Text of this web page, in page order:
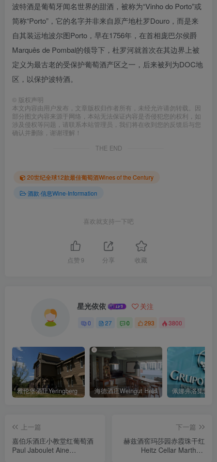
波特酒是葡萄牙闻名世界的甜酒，被称为“Vinho do Porto”或
简称“Porto”，它的名字并非来自原产地杜罗Douro，而是来
自其装运地波尔图Porto，早在1756年，在首相庞巴尔侯爵
Marquês de Pombal的领导下，杜罗河就首次在其边界上被
定义为最古老的受保护葡萄酒产区之一，后来被列为DOC地
区，以保护波特酒。
© 版权声明
本文内容由用户发布，文章版权归作者所有，未经允许请勿转载。因
部分图文内容来源于网络，本站无法保证内容是否侵犯您的权利，如
涉及侵权等问题，请联系本站管理员，我们将在收到您的反馈后与您
确认并删除，谢谢理解！
THE END
20世纪全球12款最佳葡萄酒Wines of the Century
酒款·信息Wine-Information
喜欢就支持一下吧
点赞 9 分享 收藏
星光依依 关注
0 27 0 293 3800
雅伦堡酒庄Yeringberg 海德酒庄Weingut Heid
上一篇
嘉伯乐酒庄小教堂红葡萄酒
Paul Jaboulet Aine
下一篇
赫兹酒窖玛莎园赤霞珠干红
Heitz Cellar Martha's